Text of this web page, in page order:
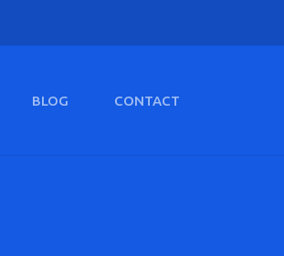
BLOG CONTACT